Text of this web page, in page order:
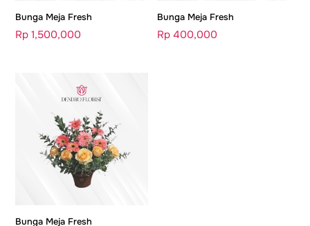
Bunga Meja Fresh
Rp 1,500,000
Bunga Meja Fresh
Rp400,000
Bunga Meja Fresh